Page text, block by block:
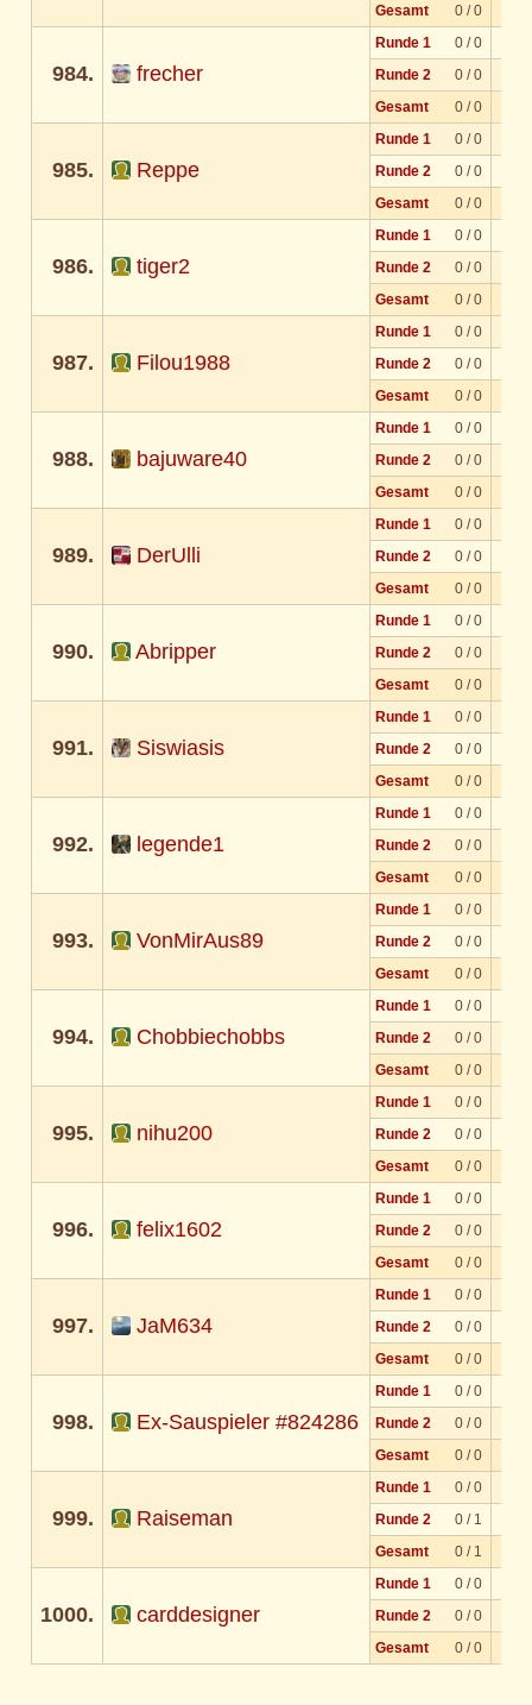
Gesamt
0 / 0
984. frecher
Runde 1
0 / 0
Runde 2
0 / 0
Gesamt
0 / 0
985. Reppe
Runde 1
0 / 0
Runde 2
0 / 0
Gesamt
0 / 0
986. tiger2
Runde 1
0 / 0
Runde 2
0 / 0
Gesamt
0 / 0
987. Filou1988
Runde 1
0 / 0
Runde 2
0 / 0
Gesamt
0 / 0
988. bajuware40
Runde 1
0 / 0
Runde 2
0 / 0
Gesamt
0 / 0
989. DerUlli
Runde 1
0 / 0
Runde 2
0 / 0
Gesamt
0 / 0
990. Abripper
Runde 1
0 / 0
Runde 2
0 / 0
Gesamt
0 / 0
991. Siswiasis
Runde 1
0 / 0
Runde 2
0 / 0
Gesamt
0 / 0
992. legende1
Runde 1
0 / 0
Runde 2
0 / 0
Gesamt
0 / 0
993. VonMirAus89
Runde 1
0 / 0
Runde 2
0 / 0
Gesamt
0 / 0
994. Chobbiechobbs
Runde 1
0 / 0
Runde 2
0 / 0
Gesamt
0 / 0
995. nihu200
Runde 1
0 / 0
Runde 2
0 / 0
Gesamt
0 / 0
996. felix1602
Runde 1
0 / 0
Runde 2
0 / 0
Gesamt
0 / 0
997. JaM634
Runde 1
0 / 0
Runde 2
0 / 0
Gesamt
0 / 0
998. Ex-Sauspieler #824286
Runde 1
0 / 0
Runde 2
0 / 0
Gesamt
0 / 0
999. Raiseman
Runde 1
0 / 0
Runde 2
0 / 1
Gesamt
0 / 1
1000. carddesigner
Runde 1
0 / 0
Runde 2
0 / 0
Gesamt
0 / 0